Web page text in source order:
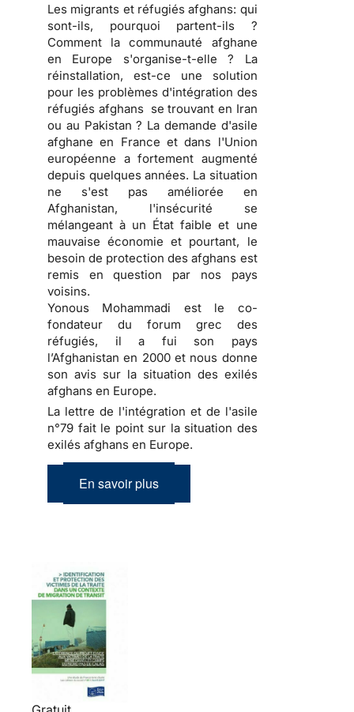
Les migrants et réfugiés afghans: qui
sont-ils, pourquoi partent-ils ?
Comment la communauté afghane
en Europe s'organise-t-elle ? La
réinstallation, est-ce une solution
pour les problèmes d'intégration des
réfugiés afghans se trouvant en Iran
ou au Pakistan ? La demande d'asile
afghane en France et dans l'Union
européenne a fortement augmenté
depuis quelques années. La situation
ne s'est pas améliorée en
Afghanistan, l'insécurité se
mélangeant à un État faible et une
mauvaise économie et pourtant, le
besoin de protection des afghans est
remis en question par nos pays
voisins.
Yonous Mohammadi est le co-
fondateur du forum grec des
réfugiés, il a fui son pays
l’Afghanistan en 2000 et nous donne
son avis sur la situation des exilés
afghans en Europe.
La lettre de l'intégration et de l'asile
n°79 fait le point sur la situation des
exilés afghans en Europe.
En savoir plus